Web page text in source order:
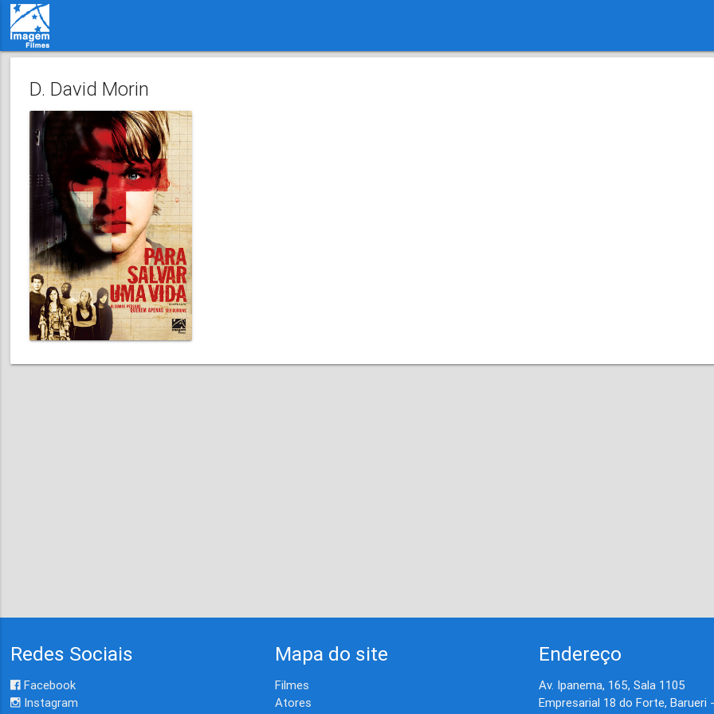
D. David Morin
Redes Sociais
Facebook
Instagram
Mapa do site
Filmes
Atores
Endereço
Av. Ipanema, 165, Sala 1105
Empresarial 18 do Forte, Barueri